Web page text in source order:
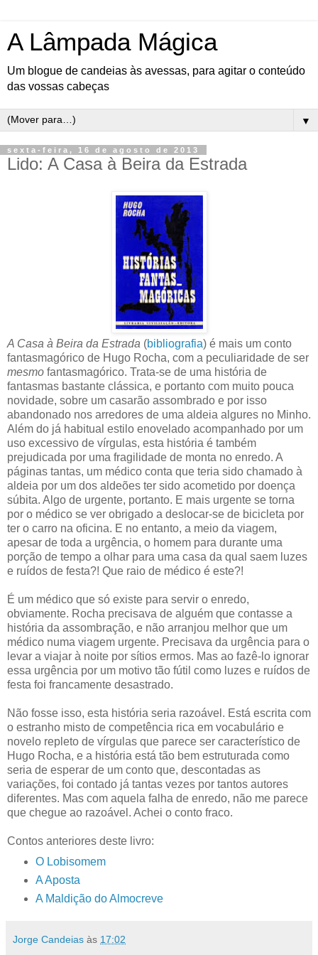
A Lâmpada Mágica
Um blogue de candeias às avessas, para agitar o conteúdo
das vossas cabeças
▼
sexta-feira, 16 de agosto de 2013
Lido: A Casa à Beira da Estrada
A Casa à Beira da Estrada (bibliografia) é mais um conto
fantasmagórico de Hugo Rocha, com a peculiaridade de ser
mesmo fantasmagórico. Trata-se de uma história de
fantasmas bastante clássica, e portanto com muito pouca
novidade, sobre um casarão assombrado e por isso
abandonado nos arredores de uma aldeia algures no Minho.
Além do já habitual estilo enovelado acompanhado por um
uso excessivo de vírgulas, esta história é também
prejudicada por uma fragilidade de monta no enredo. A
páginas tantas, um médico conta que teria sido chamado à
aldeia por um dos aldeões ter sido acometido por doença
súbita. Algo de urgente, portanto. E mais urgente se torna
por o médico se ver obrigado a deslocar-se de bicicleta por
ter o carro na oficina. E no entanto, a meio da viagem,
apesar de toda a urgência, o homem para durante uma
porção de tempo a olhar para uma casa da qual saem luzes
e ruídos de festa?! Que raio de médico é este?!
É um médico que só existe para servir o enredo,
obviamente. Rocha precisava de alguém que contasse a
história da assombração, e não arranjou melhor que um
médico numa viagem urgente. Precisava da urgência para o
levar a viajar à noite por sítios ermos. Mas ao fazê-lo ignorar
essa urgência por um motivo tão fútil como luzes e ruídos de
festa foi francamente desastrado.
Não fosse isso, esta história seria razoável. Está escrita com
o estranho misto de competência rica em vocabulário e
novelo repleto de vírgulas que parece ser característico de
Hugo Rocha, e a história está tão bem estruturada como
seria de esperar de um conto que, descontadas as
variações, foi contado já tantas vezes por tantos autores
diferentes. Mas com aquela falha de enredo, não me parece
que chegue ao razoável. Achei o conto fraco.
Contos anteriores deste livro:
O Lobisomem
A Aposta
A Maldição do Almocreve
Jorge Candeias às 17:02